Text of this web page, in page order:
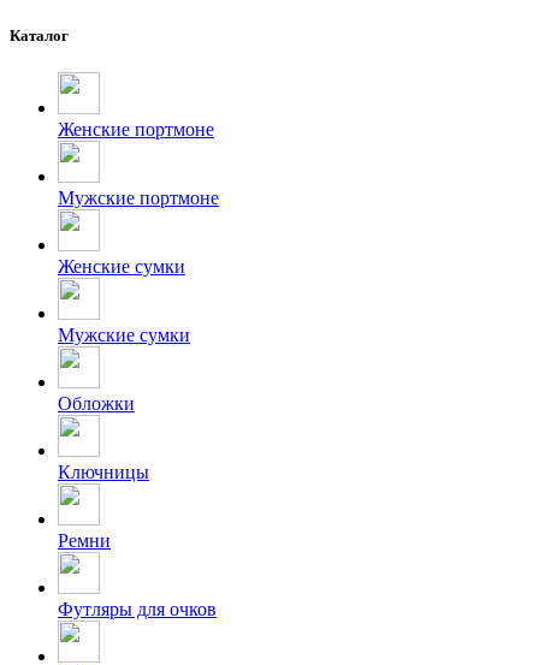
Каталог
Женские портмоне
Мужские портмоне
Женские сумки
Мужские сумки
Обложки
Ключницы
Ремни
Футляры для очков